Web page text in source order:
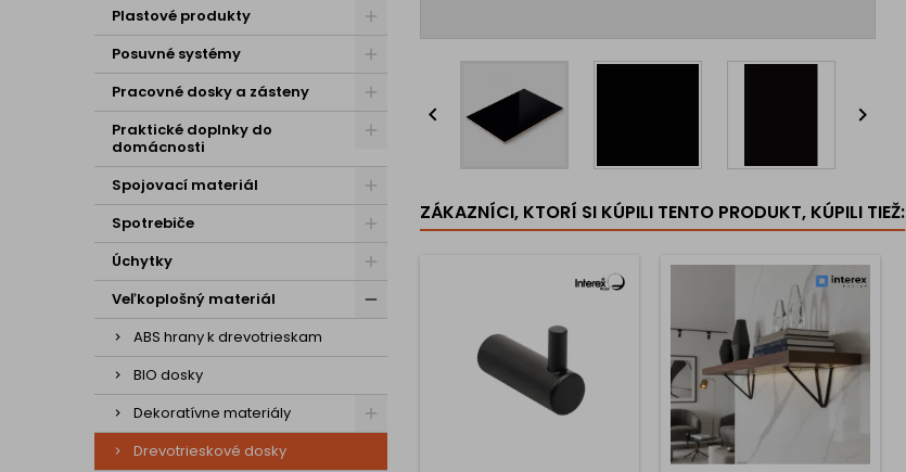
Plastové produkty
Posuvné systémy
Pracovné dosky a zásteny
Praktické doplnky do
domácnosti
Spojovací materiál
Spotrebiče
Úchytky
Veľkoplošný materiál
ABS hrany k drevotrieskam
BIO dosky
Dekoratívne materiály
Drevotrieskové dosky
 
ZÁKAZNÍCI, KTORÍ SI KÚPILI TENTO PRODUKT, KÚPILI TIEŽ: